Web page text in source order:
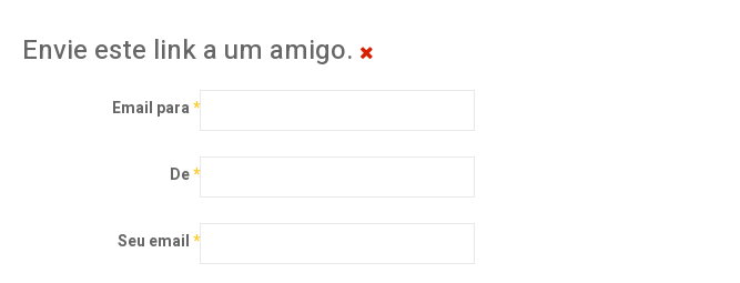
Envie este link a um amigo.
Email para*
De*
Seu email*